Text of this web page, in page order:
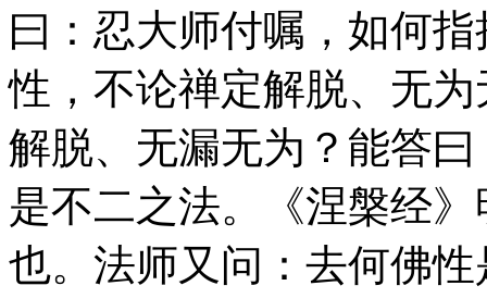
曰：忍大师付嘱，如何
性，不论禅定解脱、无
解脱、无漏无为？能答
是不二之法。《涅槃经
也。法师又问：去何佛